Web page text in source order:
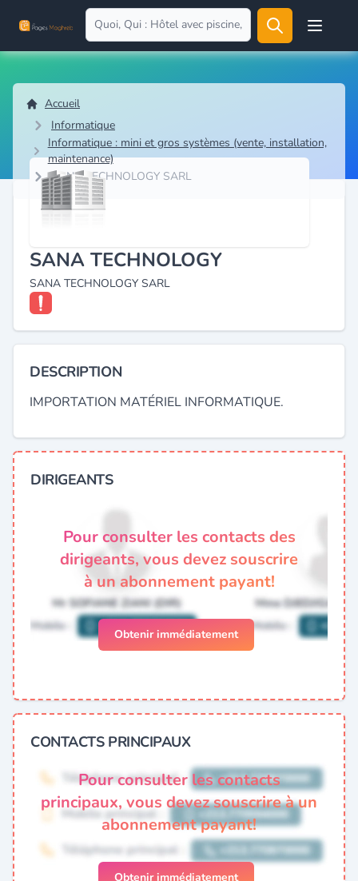
Open
Accueil
Informatique
Informatique : mini et gros systèmes (vente, installation,
maintenance)
SANA TECHNOLOGY SARL
SANA TECHNOLOGY
SANA TECHNOLOGY SARL
DESCRIPTION
IMPORTATION MATÉRIEL INFORMATIQUE.
DIRIGEANTS
Pour consulter les contacts des
dirigeants, vous devez souscrire
à un abonnement payant!
Obtenir immédiatement
CONTACTS PRINCIPAUX
Pour consulter les contacts
principaux, vous devez souscrire à un
abonnement payant!
Obtenir immédiatement